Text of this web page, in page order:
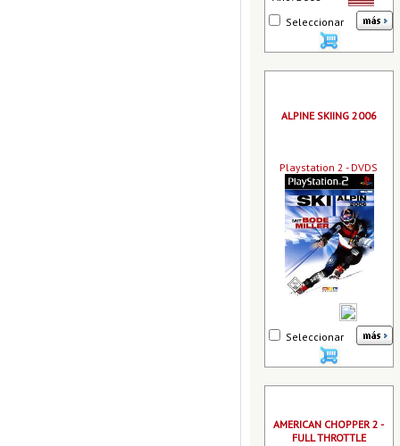
Seleccionar
ALPINE SKIING 2006
Playstation 2 - DVDS
Seleccionar
AMERICAN CHOPPER 2 -
FULL THROTTLE